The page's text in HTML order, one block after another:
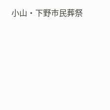
小山・下野市民葬祭